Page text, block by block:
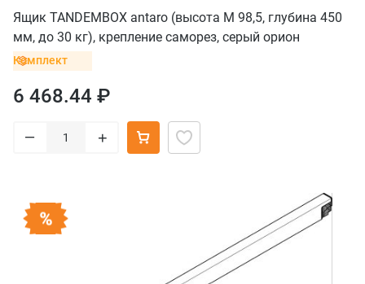
Ящик TANDEMBOX antaro (высота M 98,5, глубина 450
мм, до 30 кг), крепление саморез, серый орион
Комплект
6 468.44 ₽
– +